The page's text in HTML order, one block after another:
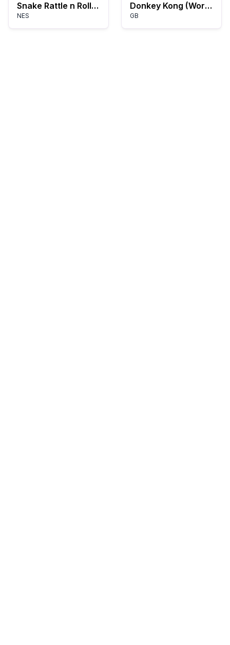
Snake Rattle n Roll (USA)
NES
Donkey Kong (World) (Rev A)
GB